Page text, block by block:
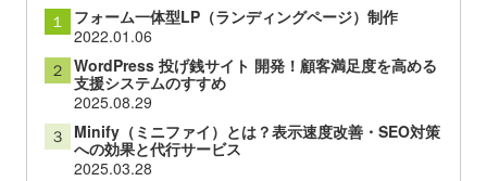
１ フォーム一体型LP（ランディングページ）制作
2022.01.06
２ WordPress 投げ銭サイト 開発！顧客満足度を高める
支援システムのすすめ
2025.08.29
３ Minify（ミニファイ）とは？表示速度改善・SEO対策
への効果と代行サービス
2025.03.28